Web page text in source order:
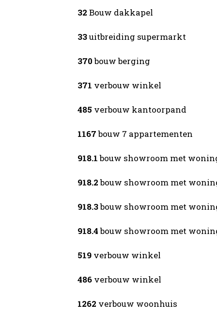
32 Bouw dakkapel
33uitbreiding supermarkt
370bouw berging
371 verbouw winkel
485 verbouw kantoorpand
1167bouw 7 appartementen
918.1bouw showroom met
918.2bouw showroom met
918.3bouw showroom met
918.4bouw showroom met
519 verbouw winkel
486 verbouw winkel
1262 verbouw woonhuis